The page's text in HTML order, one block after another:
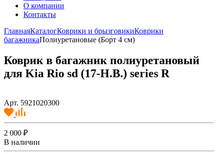
О компании
Контакты
ГлавнаяКаталогКоврики и брызговикиКоврики
багажникаПолиуретановые (Борт 4 см)
Коврик в багажник полиуретановый
для Kia Rio sd (17-Н.В.) series R
Арт. 5921020300
2 000 ₽
В наличии